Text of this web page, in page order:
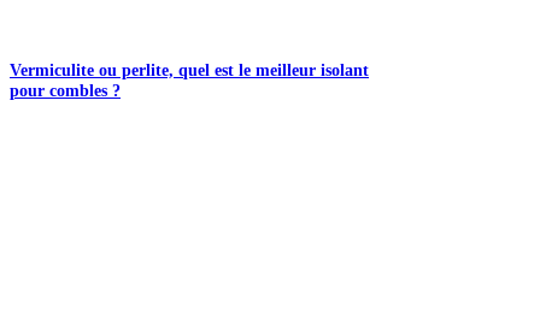
Vermiculite ou perlite, quel est le meilleur isolant
pour combles ?